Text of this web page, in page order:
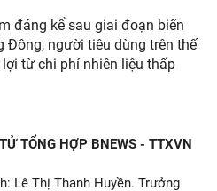
đáng kể sau giai đoạn biến
Đông, người tiêu dùng trên thế
từ chi phí nhiên liệu thấp
TỔNG HỢP BNEWS - TTXVN
Lê Thị Thanh Huyền. Trưởng